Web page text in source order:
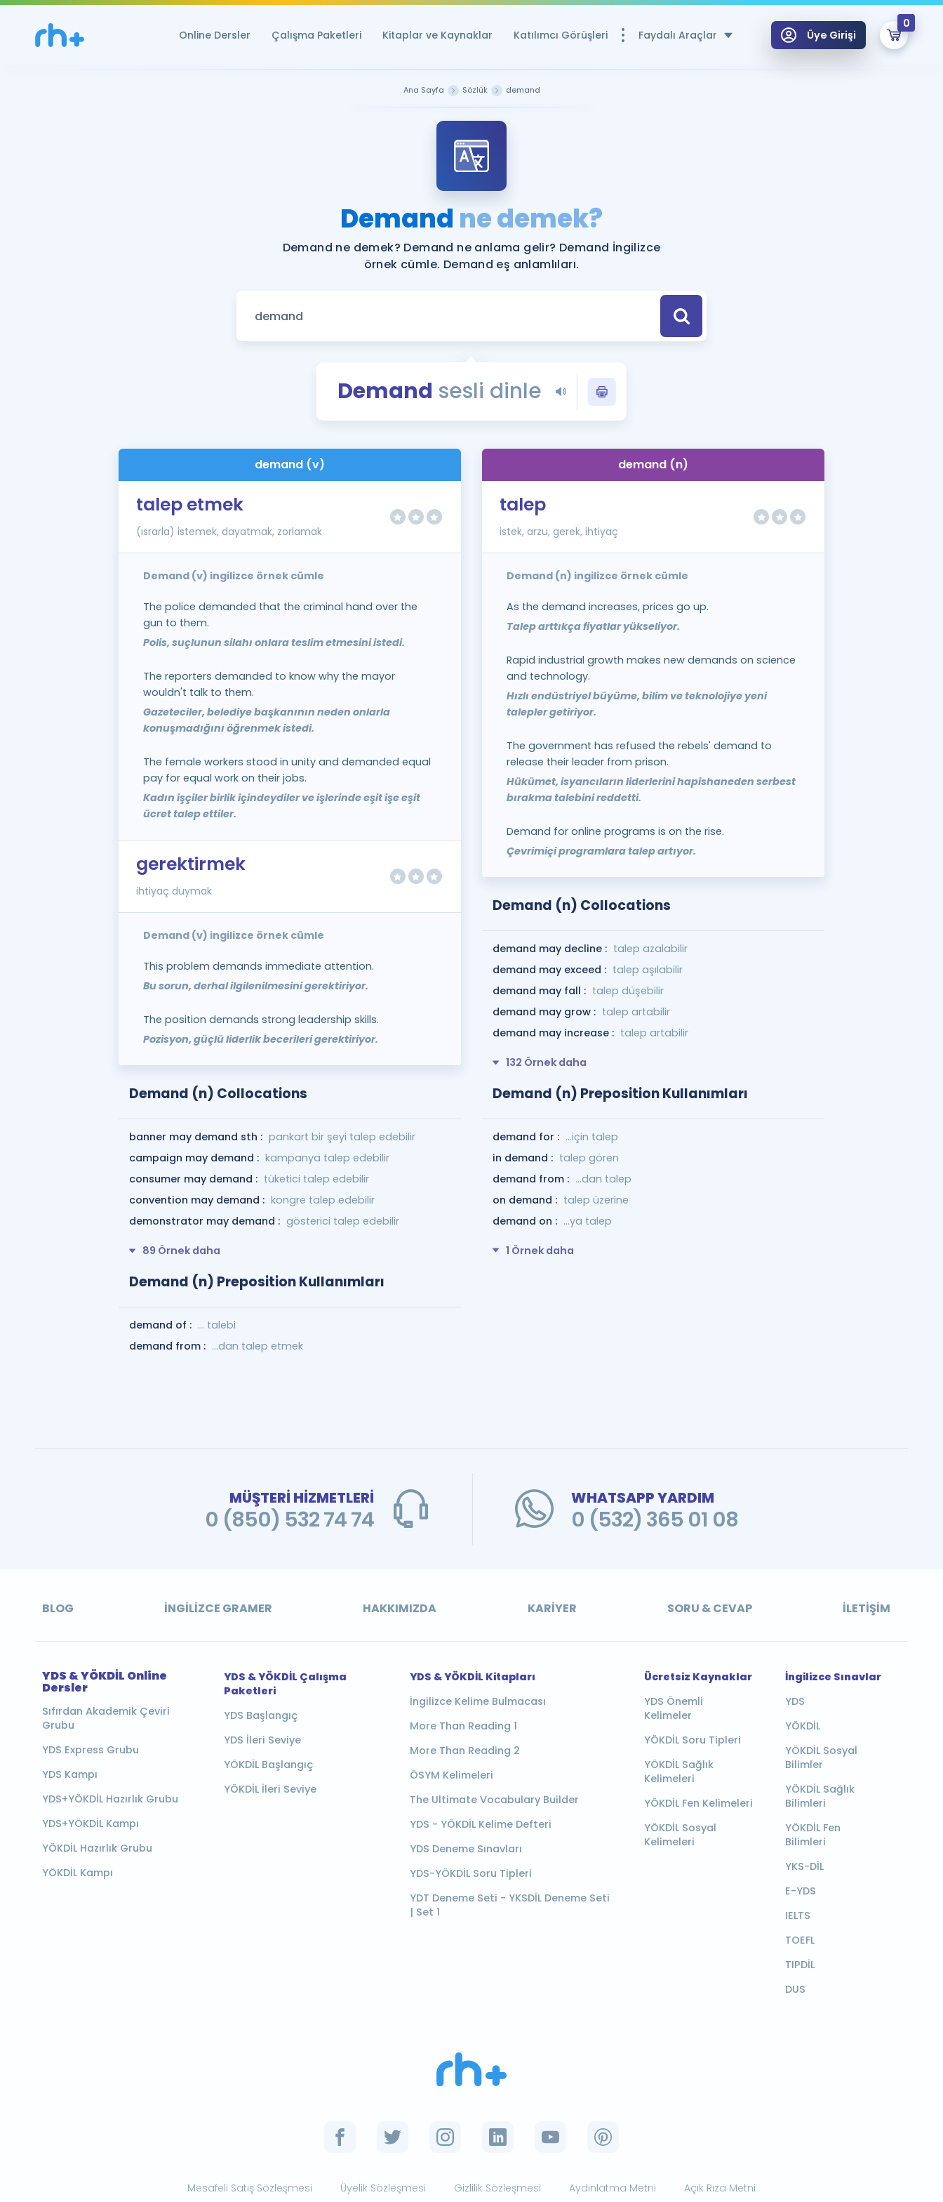
Online Dersler Çalışma Paketleri Kitaplar ve Kaynaklar Katılımcı Görüşleri Faydalı Araçlar
YDS ve YÖKDİL Puan Hesaplama Aracı
Rehberlik Aracı
YDS ve YÖKDİL'e Hazırlananlar için Öneriler
Tüm ÖSYM Sınavları Tek Takvimde
YDS - YÖKDİL Tüm Sınavlarla İlgili Haberler
İngilizce Gramer
Üye Girişi
0
Ana Sayfa Sözlük demand
Demand ne demek?
Demand ne demek? Demand ne anlama gelir? Demand İngilizce
örnek cümle. Demand eş anlamlıları.
Demand sesli dinle
demand (v)
talep etmek
(ısrarla) istemek, dayatmak, zorlamak
Demand (v) ingilizce örnek cümle
The police demanded that the criminal hand over the
gun to them.
Polis, suçlunun silahı onlara teslim etmesini istedi.
The reporters demanded to know why the mayor
wouldn't talk to them.
Gazeteciler, belediye başkanının neden onlarla
konuşmadığını öğrenmek istedi.
The female workers stood in unity and demanded equal
pay for equal work on their jobs.
Kadın işçiler birlik içindeydiler ve işlerinde eşit işe eşit
ücret talep ettiler.
gerektirmek
ihtiyaç duymak
Demand (v) ingilizce örnek cümle
This problem demands immediate attention.
Bu sorun, derhal ilgilenilmesini gerektiriyor.
The position demands strong leadership skills.
Pozisyon, güçlü liderlik becerileri gerektiriyor.
Demand (n) Collocations
banner may demand sth : pankart bir şeyi talep edebilir
campaign may demand : kampanya talep edebilir
consumer may demand : tüketici talep edebilir
convention may demand : kongre talep edebilir
demonstrator may demand : gösterici talep edebilir
89 Örnek daha
Demand (n) Preposition Kullanımları
demand of : ... talebi
demand from : ...dan talep etmek
demand (n)
talep
istek, arzu, gerek, ihtiyaç
Demand (n) ingilizce örnek cümle
As the demand increases, prices go up.
Talep arttıkça fiyatlar yükseliyor.
Rapid industrial growth makes new demands on science
and technology.
Hızlı endüstriyel büyüme, bilim ve teknolojiye yeni
talepler getiriyor.
The government has refused the rebels' demand to
release their leader from prison.
Hükümet, isyancıların liderlerini hapishaneden serbest
bırakma talebini reddetti.
Demand for online programs is on the rise.
Çevrimiçi programlara talep artıyor.
Demand (n) Collocations
demand may decline : talep azalabilir
demand may exceed : talep aşılabilir
demand may fall : talep düşebilir
demand may grow : talep artabilir
demand may increase : talep artabilir
132 Örnek daha
Demand (n) Preposition Kullanımları
demand for : …için talep
in demand : talep gören
demand from : …dan talep
on demand : talep üzerine
demand on : ...ya talep
1 Örnek daha
MÜŞTERİ HİZMETLERİ
0 (850) 532 74 74
WHATSAPP YARDIM
0 (532) 365 01 08
BLOG İNGILIZCE GRAMER HAKKIMIZDA KARIYER SORU & CEVAP İLETIŞIM
YDS & YÖKDİL Online
Dersler
Sıfırdan Akademik Çeviri
Grubu
YDS Express Grubu
YDS Kampı
YDS+YÖKDİL Hazırlık Grubu
YDS+YÖKDİL Kampı
YÖKDİL Hazırlık Grubu
YÖKDİL Kampı
YDS & YÖKDİL Çalışma
Paketleri
YDS Başlangıç
YDS İleri Seviye
YÖKDİL Başlangıç
YÖKDİL İleri Seviye
YDS & YÖKDİL Kitapları
İngilizce Kelime Bulmacası
More Than Reading 1
More Than Reading 2
ÖSYM Kelimeleri
The Ultimate Vocabulary Builder
YDS - YÖKDİL Kelime Defteri
YDS Deneme Sınavları
YDS-YÖKDİL Soru Tipleri
YDT Deneme Seti - YKSDİL Deneme Seti
| Set 1
Ücretsiz Kaynaklar
YDS Önemli
Kelimeler
YÖKDİL Soru Tipleri
YÖKDİL Sağlık
Kelimeleri
YÖKDİL Fen Kelimeleri
YÖKDİL Sosyal
Kelimeleri
İngilizce Sınavlar
YDS
YÖKDİL
YÖKDİL Sosyal
Bilimler
YÖKDİL Sağlık
Bilimleri
YÖKDİL Fen
Bilimleri
YKS-DİL
E-YDS
IELTS
TOEFL
TIPDİL
DUS
Mesafeli Satış Sözleşmesi Üyelik Sözleşmesi Gizlilik Sözleşmesi Aydınlatma Metni Açık Rıza Metni